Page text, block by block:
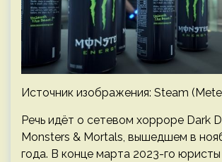
Источник изображения: Steam
Речь идёт о сетевом хорроре Dark
Monsters & Mortals, вышедшем в
года. В конце марта 2023-го